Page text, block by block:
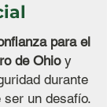
para el
de Ohioy
durante
un desafío.